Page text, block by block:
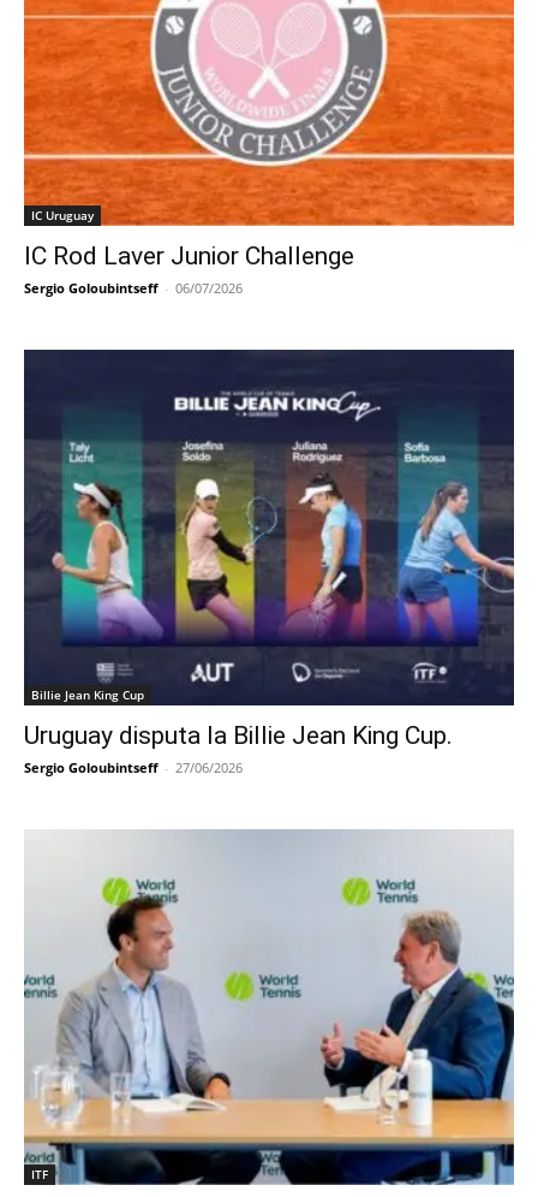
IC Uruguay
IC Rod Laver Junior Challenge
Sergio Goloubintseff - 06/07/2026
Billie Jean King Cup
Uruguay disputa la Billie Jean King Cup.
Sergio Goloubintseff - 27/06/2026
ITF